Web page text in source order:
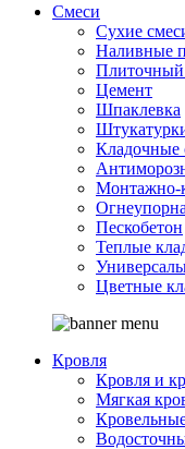
Смеси
Сухие
Наливные
Плиточный
Цемент
Шпаклевка
Кладочные
Монтажно-
Пескобетон
Теплые
Цветные
Кровля
Кровля и
Мягкая